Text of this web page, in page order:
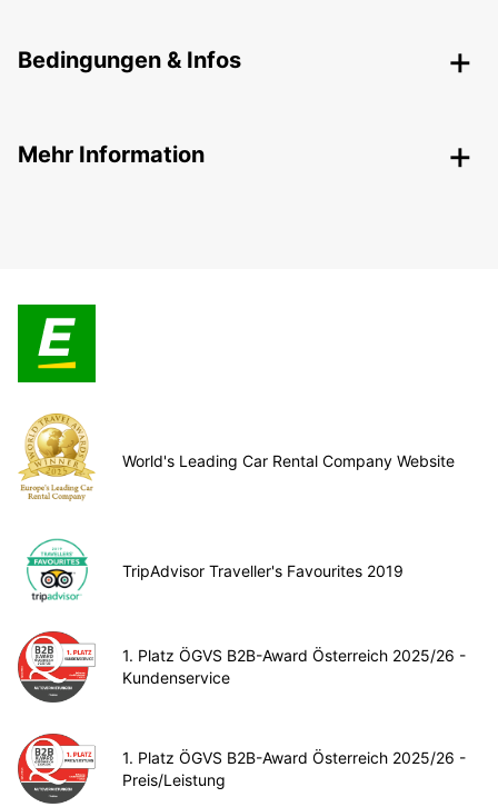
Bedingungen & Infos
Mehr Information
World's Leading Car Rental Company Website
TripAdvisor Traveller's Favourites 2019
1. Platz ÖGVS B2B-Award Österreich 2025/26 -
Kundenservice
1. Platz ÖGVS B2B-Award Österreich 2025/26 -
Preis/Leistung